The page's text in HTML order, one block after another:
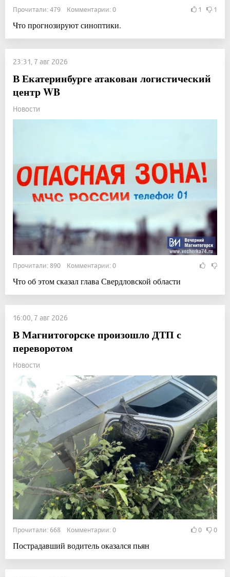
Прочитали: 479 Комментарии: 0 1 1
Что прогнозируют синоптики.
23:31, 7 авг 2026
В Екатеринбурге атакован логистический
центр WB
Новости
Прочитали: 890 Комментарии: 0
Что об этом сказал глава Свердловской области
16:00, 7 авг 2026
В Магнитогорске произошло ДТП с
переворотом
Новости
Прочитали: 668 Комментарии: 0 0 0
Пострадавший водитель оказался пьян